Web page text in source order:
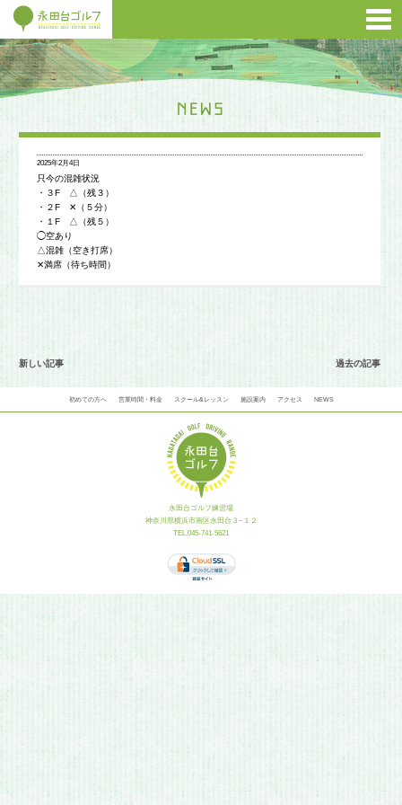
2025年2月4日
只今の混雑状況
・３F △（残３）
・２F ✕（５分）
・１F △（残５）
◯空あり
△混雑（空き打席）
✕満席（待ち時間）
新しい記事 過去の記事
初めての方へ 営業時間・料金 スクール&レッスン 施設案内 アクセス NEWS
永田台ゴルフ練習場
神奈川県横浜市南区永田台３−１２
TEL.045-741-5621